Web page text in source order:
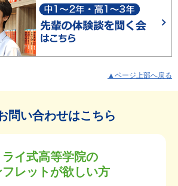
▲ページ上部へ戻る
問い合わせはこちら
ライ式高等学院の
レットが欲しい方